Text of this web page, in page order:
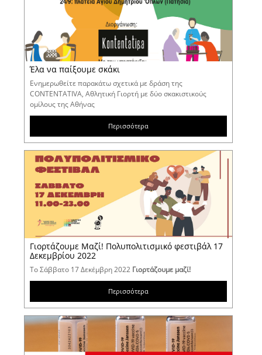
Έλα να παίξουμε σκάκι
Ενημερωθείτε παρακάτω σχετικά με δράση της
CONTENTATIVΑ, Αθλητική Γιορτή με δύο σκακιστικούς
ομίλους της Αθήνας
Περισσότερα
Γιορτάζουμε Μαζί! Πολυπολιτισμικό φεστιβάλ 17
Δεκεμβρίου 2022
Το Σάββατο 17 Δεκέμβρη 2022Γιορτάζουμε μαζί!
Περισσότερα